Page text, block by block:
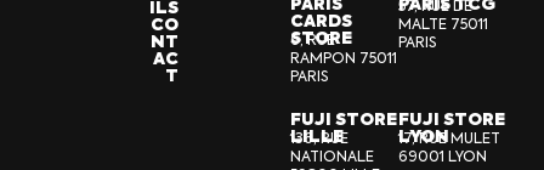
ILS
CO
NT
AC
T
PARIS
CARDS
STORE
6, RUE
RAMPON 75011
PARIS
PARIS TCG
57, RUE DE
MALTE 75011
PARIS
FUJI STORE
LILLE
136, RUE
NATIONALE
FUJI STORE
LYON
17, RUE MULET
69001 LYON